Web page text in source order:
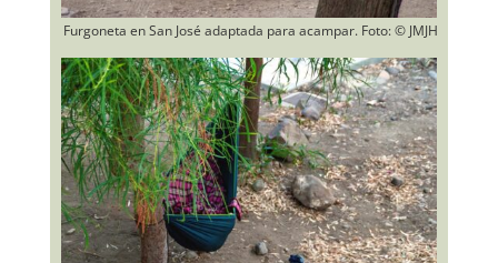
Furgoneta en San José adaptada para acampar. Foto: © JMJH